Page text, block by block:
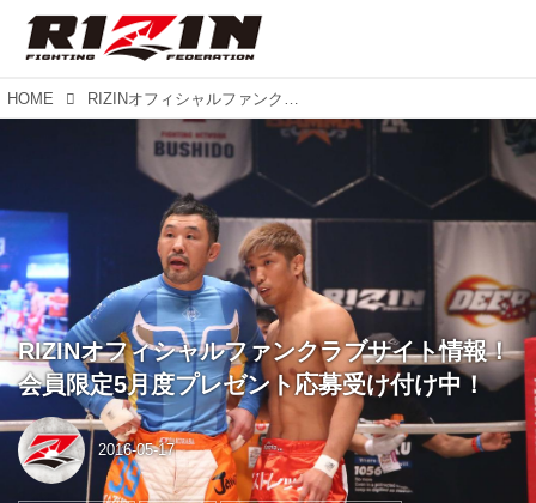
HOME RIZINオフィシャルファンクラブサイト情報！ 会員限定5月度プレゼント応募受け付け中！
RIZINオフィシャルファンクラブサイト情報！
会員限定5月度プレゼント応募受け付け中！
2016-05-17